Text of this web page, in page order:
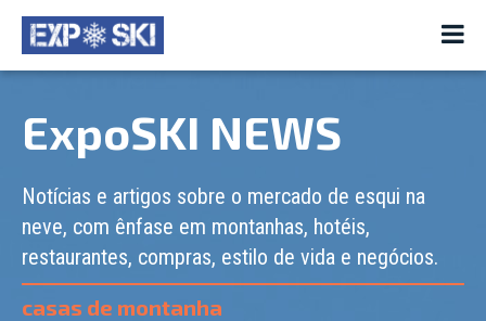
ExpoSKI NEWS
Notícias e artigos sobre o mercado de esqui na
neve, com ênfase em montanhas, hotéis,
restaurantes, compras, estilo de vida e negócios.
casas de montanha